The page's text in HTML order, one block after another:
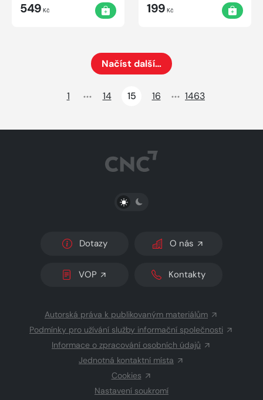
549 Kč 199 Kč
Načíst další…
1
14 15 16 1463
PŘEPNOUT SVĚTLÝ/TMAVÝ REŽIM
Dotazy O nás
VOP Kontakty
Autorská práva k publikovaným materiálům
Podmínky pro užívání služby informační společnosti
Informace o zpracování osobních údajů
Jednotná kontaktní místa
Cookies
Nastavení soukromí